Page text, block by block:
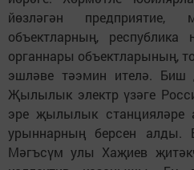
йөзләгән предприятие,
объектларның,
органнары объектларының,
эшләве тәэмин ителә. Биш
Җылылык электр үзәге
эре җылылык станцияләре
урыннарның берсен
Мәгъсүм улы Хаҗиев